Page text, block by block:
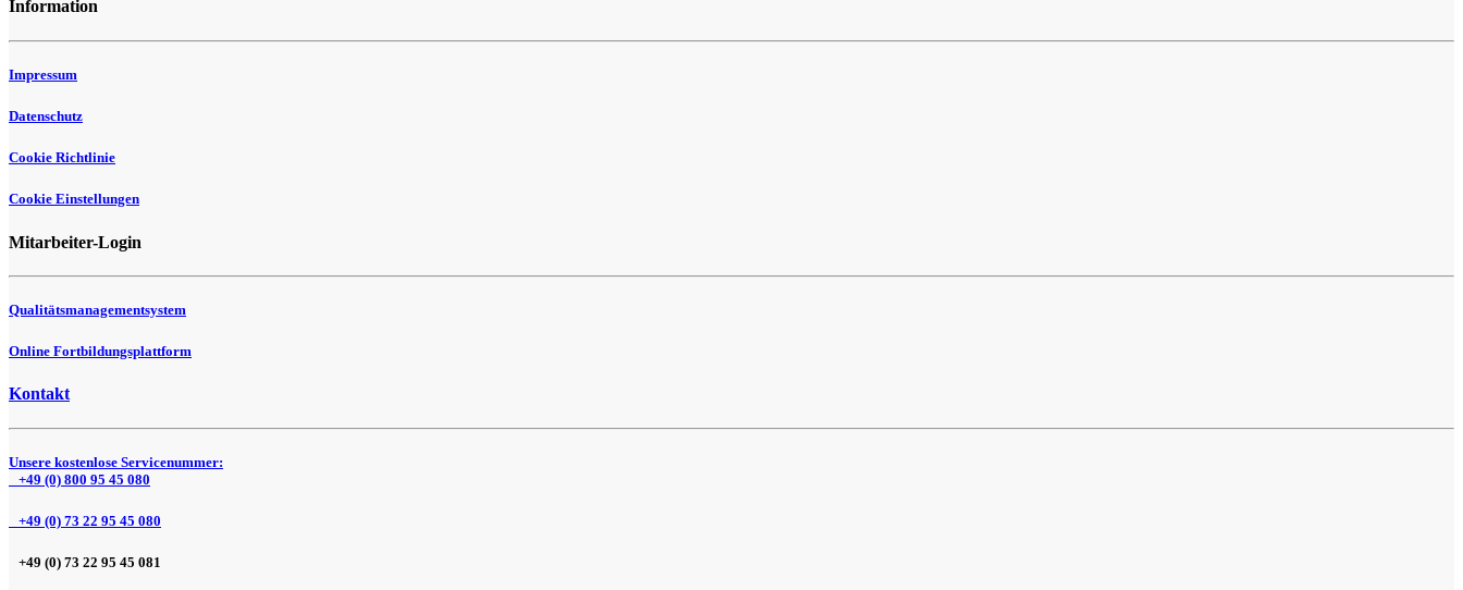
Information
Impressum
Datenschutz
Cookie Richtlinie
Cookie Einstellungen
Mitarbeiter-Login
Qualitätsmanagementsystem
Online Fortbildungsplattform
Kontakt
Unsere kostenlose Servicenummer:
+49 (0) 800 95 45 080
+49 (0) 73 22 95 45 080
+49 (0) 73 22 95 45 081